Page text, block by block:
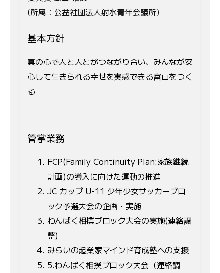
(所属：公益社団法人射水青年会議所)
基本方針
真の心で人と人とがつながり合い、みんなが安
心して生きられる幸せを実感できる富山をつく
る
管掌業務
FCP(Family Continuity Plan:家族継続
計画)の導入に向けた運動の推進
JC カップ U-11 少年少女サッカーブロ
ック予選大会の企画・実施
わんぱく相撲ブロック大会の実施(連絡調
整)
みらいの起業家マインド育成塾への支援
5.わんぱく相撲ブロック大会（連絡調